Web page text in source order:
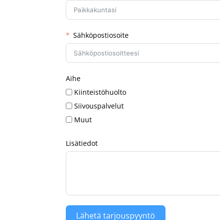
Sähköpostiosoite
Aihe
Kiinteistöhuolto
Siivouspalvelut
Muut
Lisätiedot
Lähetä tarjouspyyntö